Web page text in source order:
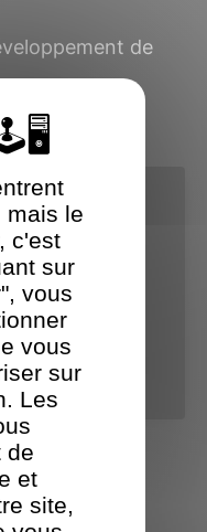
de
4 : un
mais le
c'est
sur
vous
vous
sur
Les
de
et
site,